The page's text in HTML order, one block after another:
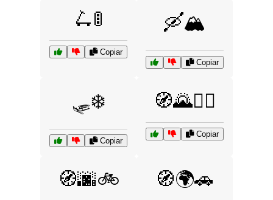
🛴🚦
Copiar
🛶🏔️
Copiar
🛷❄️
Copiar
🧭🌄🚴‍♀️
Copiar
🧭🌆🚲 🧭🌍🚗